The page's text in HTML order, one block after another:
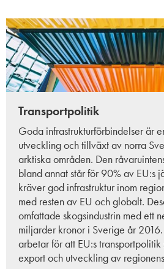
Transportpolitik
Goda infrastrukturförbindelser är
utveckling och tillväxt av norra
arktiska områden. Den
bland annat står för 90% av EU:s
kräver god infrastruktur inom
med resten av EU och globalt.
omfattade skogsindustrin med ett
miljarder kronor i Sverige år
arbetar för att EU:s
export och utveckling av